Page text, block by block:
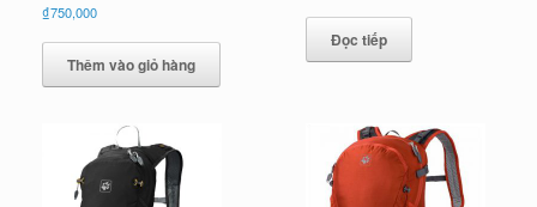
₫750,000
Thêm vào giỏ hàng
Đọc tiếp